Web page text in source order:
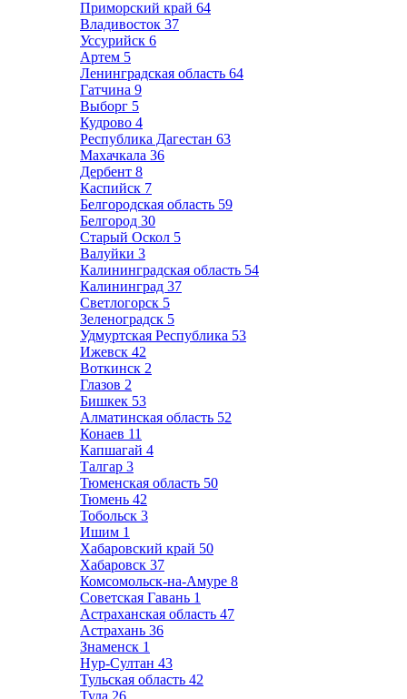
Приморский край 64
Владивосток 37
Уссурийск 6
Артем 5
Ленинградская область 64
Гатчина 9
Выборг 5
Кудрово 4
Республика Дагестан 63
Махачкала 36
Дербент 8
Каспийск 7
Белгородская область 59
Белгород 30
Старый Оскол 5
Валуйки 3
Калининградская область 54
Калининград 37
Светлогорск 5
Зеленоградск 5
Удмуртская Республика 53
Ижевск 42
Воткинск 2
Глазов 2
Бишкек 53
Алматинская область 52
Конаев 11
Капшагай 4
Талгар 3
Тюменская область 50
Тюмень 42
Тобольск 3
Ишим 1
Хабаровский край 50
Хабаровск 37
Комсомольск-на-Амуре 8
Советская Гавань 1
Астраханская область 47
Астрахань 36
Знаменск 1
Нур-Султан 43
Тульская область 42
Тула 26